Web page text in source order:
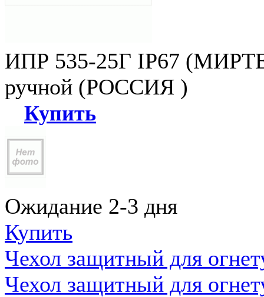
ИПР 535-25Г IP67
ручной (РОССИЯ )
Купить
Ожидание 2-3 дня
Купить
Чехол защитный для
Чехол защитный для